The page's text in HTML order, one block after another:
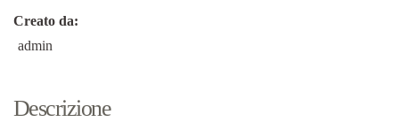
Creato da:
admin
Descrizione